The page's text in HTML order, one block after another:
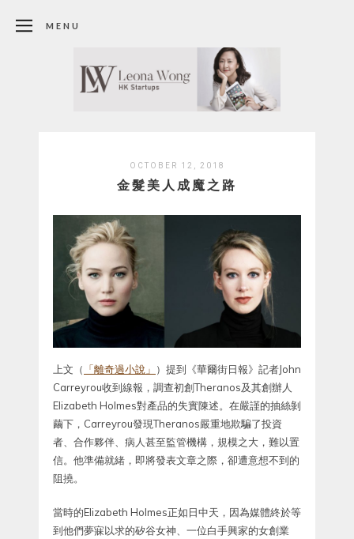
MENU
OCTOBER 12, 2018
金髮美人成魔之路
上文（ 「離奇過小說」 ）提到《華爾街日報》記者John
Carreyrou收到線報，調查初創Theranos及其創辦人
Elizabeth Holmes對產品的失實陳述。在嚴謹的抽絲剝
繭下，Carreyrou發現Theranos嚴重地欺騙了投資
者、合作夥伴、病人甚至監管機構，規模之大，難以置
信。他準備就緒，即將發表文章之際，卻遭意想不到的
阻撓。
當時的Elizabeth Holmes正如日中天，因為媒體終於等
到他們夢寐以求的矽谷女神、一位白手興家的女創業